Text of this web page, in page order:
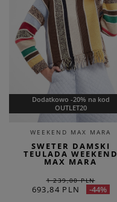
Dodatkowo -20% na kod
OUTLET20
WEEKEND MAX MARA
SWETER DAMSKI
TEULADA WEEKEND
MAX MARA
1 239,00 PLN
693,84 PLN -44%